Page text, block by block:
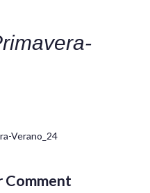
Verano_24
Comment